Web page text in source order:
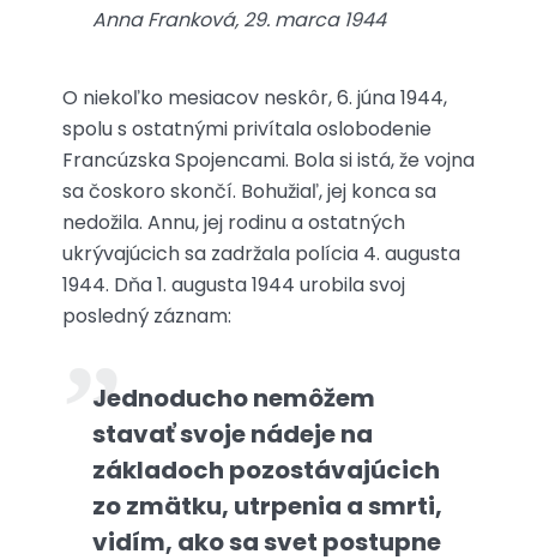
Anna Franková, 29. marca 1944
O niekoľko mesiacov neskôr, 6. júna 1944,
spolu s ostatnými privítala oslobodenie
Francúzska Spojencami. Bola si istá, že vojna
sa čoskoro skončí. Bohužiaľ, jej konca sa
nedožila. Annu, jej rodinu a ostatných
ukrývajúcich sa zadržala polícia 4. augusta
1944. Dňa 1. augusta 1944 urobila svoj
posledný záznam:
Jednoducho nemôžem
stavať svoje nádeje na
základoch pozostávajúcich
zo zmätku, utrpenia a smrti,
vidím, ako sa svet postupne